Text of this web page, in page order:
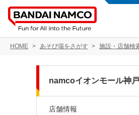
HOME あそび場をさがす 施設・店舗検
namcoイオンモール神
店舗情報